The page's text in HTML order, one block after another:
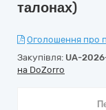
талонах)
Оголошення про
Закупівля: UA-
на DoZorro